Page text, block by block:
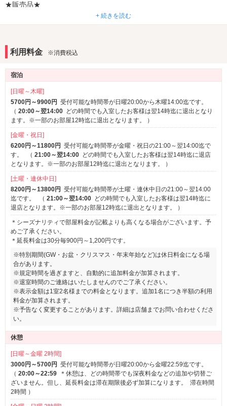
バスローブ
部屋タイプ
1名利用可
サービス
ルームサービス
★販売品★
普通の自動販売機、アルコール自動販売機、カップヌードル自販機
カップ麺各種販売もしております。
★TV設備★
40型アクオス液晶ＴＶ
309・310号室は60型シャープ4KTVです♪
★エアコン設備★
ダイキンの最上位機種”うるるとさらら”を20室に導入！
うれしい加湿機能付き！
+ 続きを読む
利用料金 ※消費税込
宿泊
[日曜～木曜]
5700円～9900円 受付可能な時間帯が日曜20:00から木曜14:00迄です。
（ 20:00～翌14:00 どの時間でも入室したお客様は翌14時迄に退出となり
ます。※一部のお部屋12時迄に退出となります。
）
[金曜・祝日]
6200円～11800円 受付可能な時間帯が金曜・祝日の21:00～翌14:00迄で
す。
（ 21:00～翌14:00 どの時間でも入室したお客様は翌14時迄に退店
となります。※一部のお部屋12時迄に退出となります。
）
[土曜・連休中日]
8200円～13800円 受付可能な時間帯が土曜・連休中日の21:00～翌14:00
迄です。
（ 21:00～翌14:00 どの時間でも入室したお客様は翌14時迄に
退店となります。※一部のお部屋12時迄に退出となります。
）
＊シーズナリティで部屋料金が記載よりも高くなる場合がございます。予
めご了承ください。
＊延長料金は30分毎900円～1,200円です。
※特別期間(GW・お盆・クリスマス・年末年始など)は休日料金になる場
合があります。
※規定時間を過ぎますと、自動的に追加料金が加算されます。
※退室時間のご連絡はいたしませんのでご了承ください。
※表示金額は1室2名様までの料金となります。追加1名につき半額の利用
料金が加算されます。
※予告なく変更することがあります。詳細は店舗までお問い合わせくださ
い。
休憩
[日曜～金曜 2時間]
3000円～5700円 受付可能な時間帯が日曜20:00から金曜22:59迄です。
（ 20:00～22:59
＊休憩は、どの時間帯でも深夜料金などの追加や切替ご
ざいません。但し、延長料金は滞在期限後必ず加算になります。
滞在時間
2時間 ）